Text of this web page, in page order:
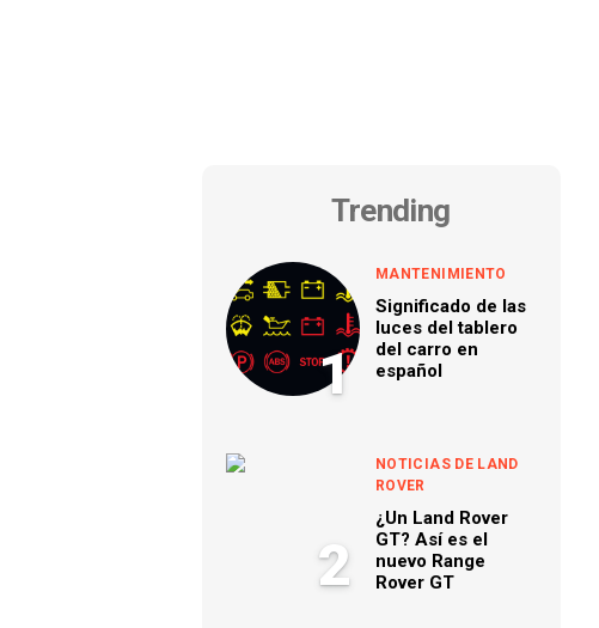
Trending
1
MANTENIMIENTO
Significado de las
luces del tablero
del carro en
español
2
NOTICIAS DE LAND
ROVER
¿Un Land Rover
GT? Así es el
nuevo Range
Rover GT